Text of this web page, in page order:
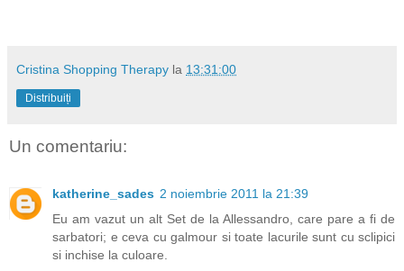
Cristina Shopping Therapy la 13:31:00
Distribuiți
Un comentariu:
katherine_sades 2 noiembrie 2011 la 21:39
Eu am vazut un alt Set de la Allessandro, care pare a fi de
sarbatori; e ceva cu galmour si toate lacurile sunt cu sclipici
si inchise la culoare.